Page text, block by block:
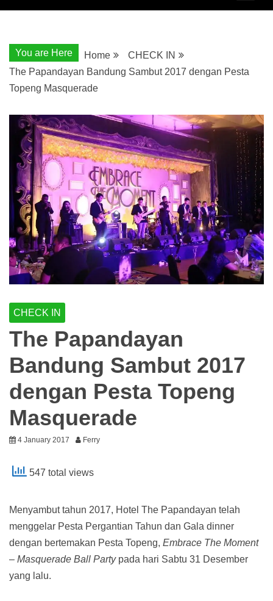
You are Here Home
CHECK IN
The Papandayan Bandung Sambut 2017 dengan Pesta
Topeng Masquerade
CHECK IN
The Papandayan
Bandung Sambut 2017
dengan Pesta Topeng
Masquerade
4 January 2017 Ferry
547 total views
Menyambut tahun 2017, Hotel The Papandayan telah
menggelar Pesta Pergantian Tahun dan Gala dinner
dengan bertemakan Pesta Topeng, Embrace The Moment
– Masquerade Ball Partypada hari Sabtu 31 Desember
yang lalu.